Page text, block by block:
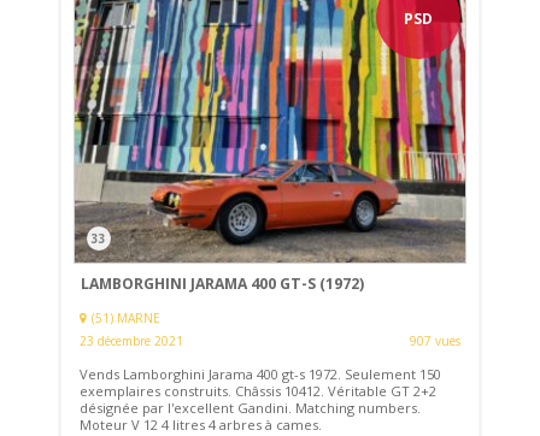
PSD
33
LAMBORGHINI JARAMA 400 GT-S (1972)
(51) MARNE
23 décembre 2021
907 vues
Vends Lamborghini Jarama 400 gt-s 1972. Seulement 150
exemplaires construits. Châssis 10412. Véritable GT 2+2
désignée par l'excellent Gandini. Matching numbers.
Moteur V 12 4 litres 4 arbres à cames.